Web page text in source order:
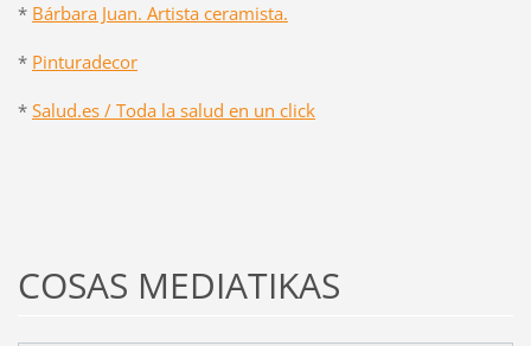
* Bárbara Juan. Artista ceramista.
* Pinturadecor
* Salud.es / Toda la salud en un click
COSAS MEDIATIKAS